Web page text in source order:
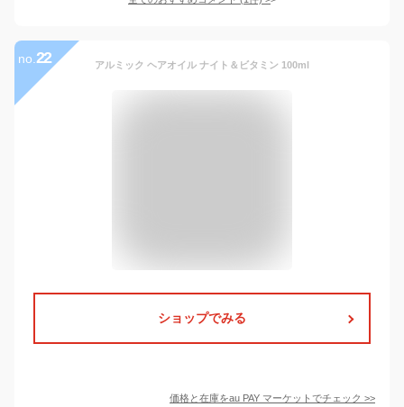
no. 22 アルミック ヘアオイル ナイト＆ビタミン 100ml
ショップでみる
価格と在庫をau PAY マーケット でチェック >>